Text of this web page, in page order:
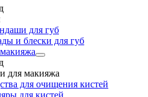
для губ
и блески для губ
для макияжа
для очищения кистей
для кистей